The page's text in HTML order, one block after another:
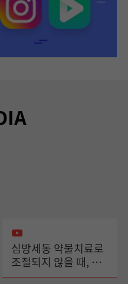
심방세동 약물치료로
조절되지 않을 때, 도
자절제술이 필요한 이